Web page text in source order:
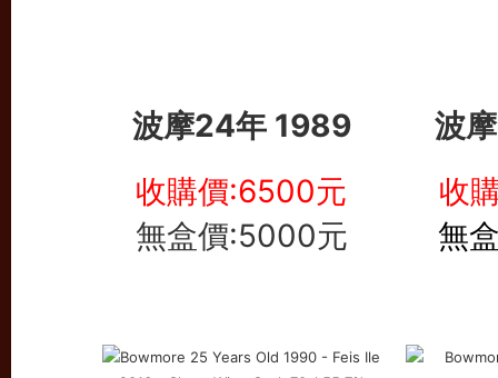
波摩24年 1989
波
收購價:6500元
無盒價:5000元
收
無